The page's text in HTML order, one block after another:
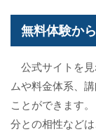
無料体験か
公式サイトを
ムや料金体系、
ことができます
分との相性など